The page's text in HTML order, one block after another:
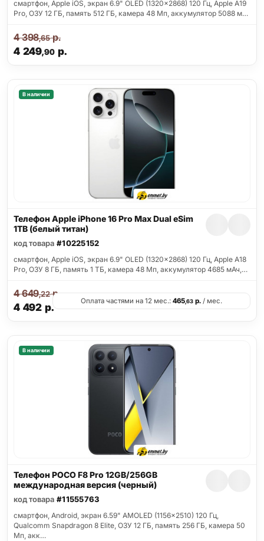
смартфон, Apple iOS, экран 6.9" OLED (1320x2868) 120 Гц, Apple A19
Pro, ОЗУ 12 ГБ, память 512 ГБ, камера 48 Мп, аккумулятор 5088 м…
4 249,90 р.
4 398,65р.
В наличии
Телефон Apple iPhone 16 Pro Max Dual eSim
1TB (белый титан)
код товара #10225152
смартфон, Apple iOS, экран 6.9" OLED (1320x2868) 120 Гц, Apple A18
Pro, ОЗУ 8 ГБ, память 1 ТБ, камера 48 Мп, аккумулятор 4685 мАч,…
4 492 р.
4 649,22р.
Оплата частями на 12 мес.: 465,63 р. / мес.
В наличии
Телефон POCO F8 Pro 12GB/256GB
международная версия (черный)
код товара #11555763
смартфон, Android, экран 6.59" AMOLED (1156x2510) 120 Гц,
Qualcomm Snapdragon 8 Elite, ОЗУ 12 ГБ, память 256 ГБ, камера 50
Мп, акк…